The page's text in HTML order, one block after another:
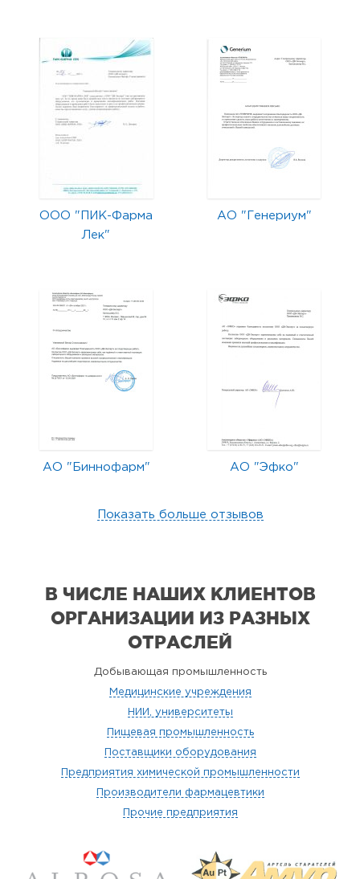
ООО "ПИК-Фарма
Лек"
АО "Генериум"
АО "Биннофарм" АО "Эфко"
Показать больше отзывов
В ЧИСЛЕ НАШИХ КЛИЕНТОВ
ОРГАНИЗАЦИИ ИЗ РАЗНЫХ
ОТРАСЛЕЙ
Добывающая промышленность
Медицинские учреждения
НИИ, университеты
Пищевая промышленность
Поставщики оборудования
Предприятия химической промышленности
Производители фармацевтики
Прочие предприятия